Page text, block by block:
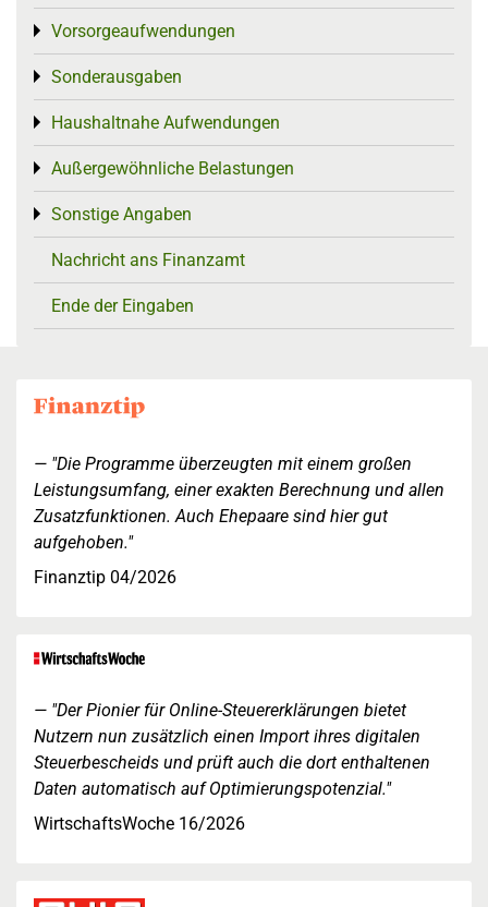
Vorsorgeaufwendungen
Toggle menu
Sonderausgaben
Toggle menu
Haushaltnahe Aufwendungen
Toggle menu
Außergewöhnliche Belastungen
Toggle menu
Sonstige Angaben
Toggle menu
Nachricht ans Finanzamt
Ende der Eingaben
"Die Programme überzeugten mit einem großen
Leistungsumfang, einer exakten Berechnung und allen
Zusatzfunktionen. Auch Ehepaare sind hier gut
aufgehoben."
Finanztip 04/2026
"Der Pionier für Online-Steuererklärungen bietet
Nutzern nun zusätzlich einen Import ihres digitalen
Steuerbescheids und prüft auch die dort enthaltenen
Daten automatisch auf Optimierungspotenzial."
WirtschaftsWoche 16/2026